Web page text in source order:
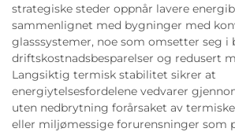
strategiske steder oppnår lavere
sammenlignet med bygninger med
glasssystemer, noe som omsetter seg i
driftskostnadsbesparelser og redusert
Langsiktig termisk stabilitet sikrer at
energiytelsesfordelene vedvarer
uten nedbrytning forårsaket av
eller miljømessige forurensninger som